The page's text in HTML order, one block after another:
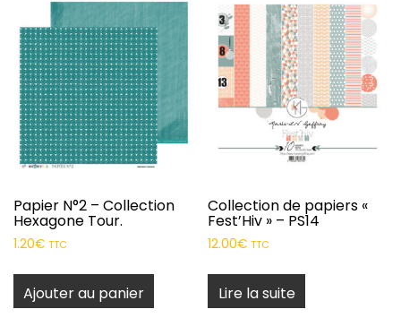
Papier N°2 – Collection
Hexagone Tour.
1.20€ TTC
Ajouter au panier
Collection de papiers «
Fest’Hiv » – PS14
12.00€ TTC
Lire la suite